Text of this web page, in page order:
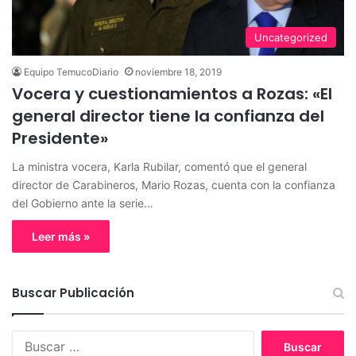
Uncategorized
Equipo TemucoDiario noviembre 18, 2019
Vocera y cuestionamientos a Rozas: «El
general director tiene la confianza del
Presidente»
La ministra vocera, Karla Rubilar, comentó que el general
director de Carabineros, Mario Rozas, cuenta con la confianza
del Gobierno ante la serie…
Leer más »
Buscar Publicación